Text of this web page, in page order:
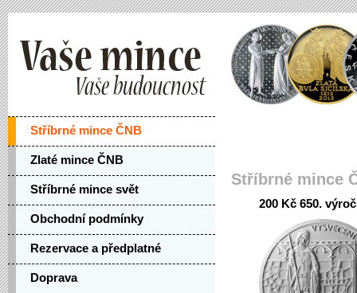
Stříbrné mince ČNB
Zlaté mince ČNB
Stříbrné mince svět
Obchodní podmínky
Rezervace a předplatné
Doprava
Stříbrné mince
200 Kč 650.